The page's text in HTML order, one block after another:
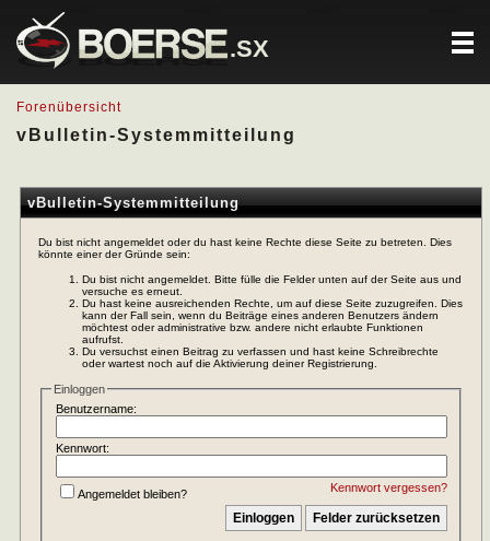
.SX
Forenübersicht
vBulletin-Systemmitteilung
vBulletin-Systemmitteilung
Du bist nicht angemeldet oder du hast keine Rechte diese Seite zu betreten. Dies
könnte einer der Gründe sein:
Du bist nicht angemeldet. Bitte fülle die Felder unten auf der Seite aus und
versuche es erneut.
Du hast keine ausreichenden Rechte, um auf diese Seite zuzugreifen. Dies
kann der Fall sein, wenn du Beiträge eines anderen Benutzers ändern
möchtest oder administrative bzw. andere nicht erlaubte Funktionen
aufrufst.
Du versuchst einen Beitrag zu verfassen und hast keine Schreibrechte
oder wartest noch auf die Aktivierung deiner Registrierung.
Einloggen
Benutzername:
Kennwort:
Kennwort vergessen?
Angemeldet bleiben?